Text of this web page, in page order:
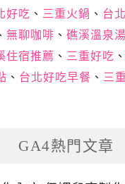
好吃 、 三重火鍋 、 台
無聊咖啡 、 礁溪溫泉
住宿推薦 、 三重好吃 、
、 台北好吃早餐 、 三
GA4熱門文章